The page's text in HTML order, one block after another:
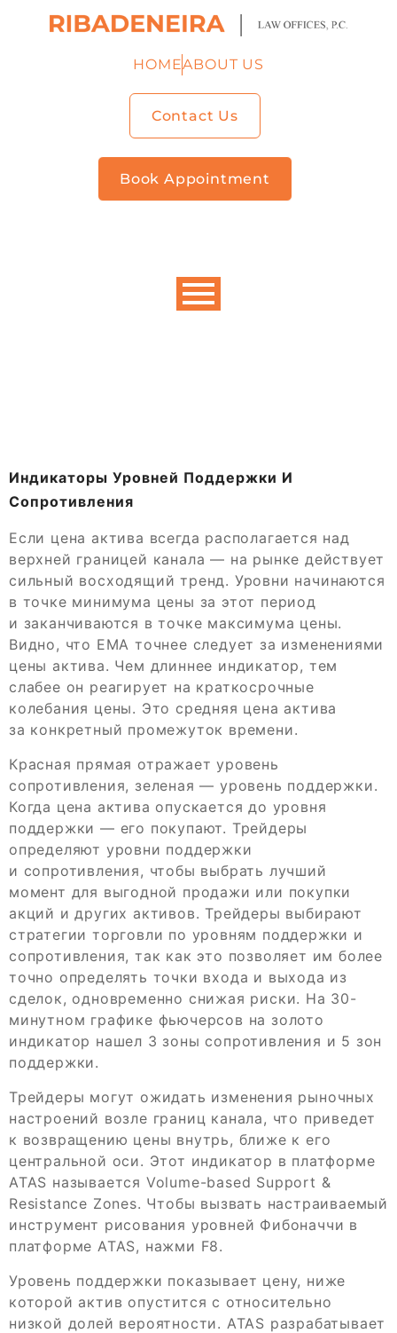
HOMEABOUT US
Contact Us
Book Appointment
Индикаторы Уровней Поддержки И
Сопротивления
Если цена актива всегда располагается над
верхней границей канала — на рынке действует
сильный восходящий тренд. Уровни начинаются
в точке минимума цены за этот период
и заканчиваются в точке максимума цены.
Видно, что EMA точнее следует за изменениями
цены актива. Чем длиннее индикатор, тем
слабее он реагирует на краткосрочные
колебания цены. Это средняя цена актива
за конкретный промежуток времени.
Красная прямая отражает уровень
сопротивления, зеленая — уровень поддержки.
Когда цена актива опускается до уровня
поддержки — его покупают. Трейдеры
определяют уровни поддержки
и сопротивления, чтобы выбрать лучший
момент для выгодной продажи или покупки
акций и других активов. Трейдеры выбирают
стратегии торговли по уровням поддержки и
сопротивления, так как это позволяет им более
точно определять точки входа и выхода из
сделок, одновременно снижая риски. На 30-
минутном графике фьючерсов на золото
индикатор нашел 3 зоны сопротивления и 5 зон
поддержки.
Трейдеры могут ожидать изменения рыночных
настроений возле границ канала, что приведет
к возвращению цены внутрь, ближе к его
центральной оси. Этот индикатор в платформе
ATAS называется Volume-based Support &
Resistance Zones. Чтобы вызвать настраиваемый
инструмент рисования уровней Фибоначчи в
платформе ATAS, нажми F8.
Уровень поддержки показывает цену, ниже
которой актив опустится с относительно
низкой долей вероятности. ATAS разрабатывает